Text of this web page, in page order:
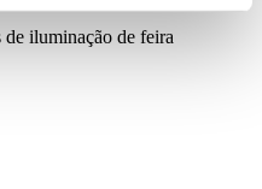
de iluminação de feira